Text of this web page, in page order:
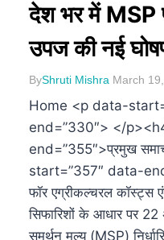
देश भर में MSP
उपज की नई
ByShruti Mishra March
Home <p data-
end=”330″> </
end=”355″>प्रमुख
start=”357″ data-
फॉर एग्रीकल्चरल कॉस्ट्स
सिफारिशों के आधार पर 22
समर्थन मूल्य (MSP)